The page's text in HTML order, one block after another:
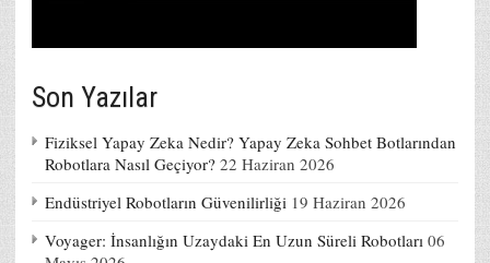
Son Yazılar
Fiziksel Yapay Zeka Nedir? Yapay Zeka Sohbet Botlarından
Robotlara Nasıl Geçiyor? 22 Haziran 2026
Endüstriyel Robotların Güvenilirliği 19 Haziran 2026
Voyager: İnsanlığın Uzaydaki En Uzun Süreli Robotları 06